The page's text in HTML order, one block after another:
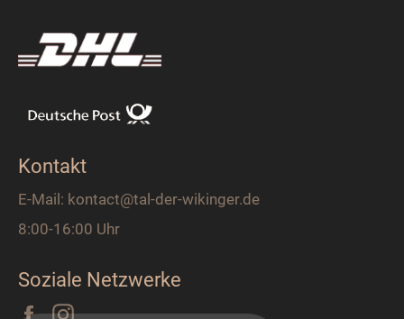
Kontakt
E-Mail: kontact@tal-der-wikinger.de
8:00-16:00 Uhr
Soziale Netzwerke
FacebookInstagram